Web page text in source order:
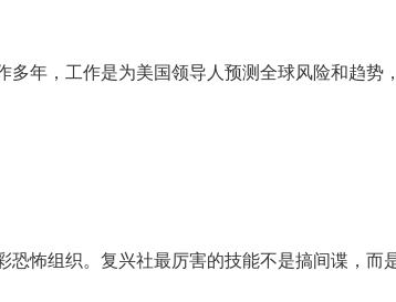
多年，工作是为美国领导人预测全球风险和趋
怖组织。复兴社最厉害的技能不是搞间谍，